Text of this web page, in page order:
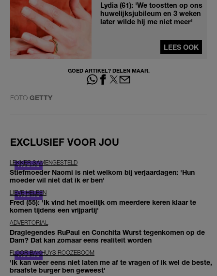
Lydia (61): 'We toostten op ons
huwelijksjubileum en 3 weken
later wilde hij me niet meer'
LEES OOK
GOED ARTIKEL? DELEN MAAR.
FOTO GETTY
EXCLUSIEF VOOR JOU
LEKKER SAMENGESTELD
Stiefmoeder Naomi is niet welkom bij verjaardagen: 'Hun
moeder wil niet dat ik er ben'
LIEVE HELEEN
Fred (55): 'Ik vind het moeilijk om meerdere keren klaar te
komen tijdens een vrijpartij'
ADVERTORIAL
Draglegendes RuPaul en Conchita Wurst tegenkomen op de
Dam? Dat kan zomaar eens realiteit worden
FLOOR BAKHUYS ROOZEBOOM
'Ik kan weer eens niet laten me af te vragen of ik wel de beste,
braafste burger ben geweest'